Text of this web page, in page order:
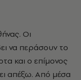
Οι
να περάσουν το
και ο επίμονος
απέξω. Από μέσα